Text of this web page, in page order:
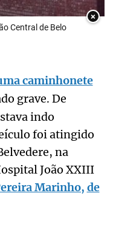
×
Central de Belo
caminhonete
grave. De
indo
foi atingido
na
João XXIII
Marinho, de